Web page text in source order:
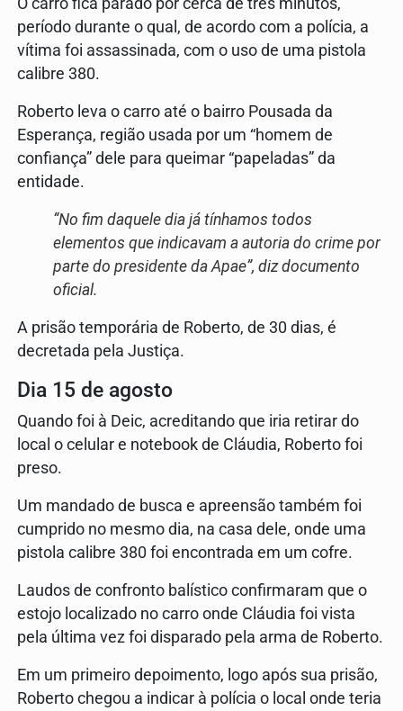
período durante o qual, de acordo com a polícia, a
vítima foi assassinada, com o uso de uma pistola
calibre 380.
Roberto leva o carro até o bairro Pousada da
Esperança, região usada por um “homem de
confiança” dele para queimar “papeladas” da
entidade.
“No fim daquele dia já tínhamos todos
elementos que indicavam a autoria do crime por
parte do presidente da Apae”, diz documento
oficial.
A prisão temporária de Roberto, de 30 dias, é
decretada pela Justiça.
Dia 15 de agosto
Quando foi à Deic, acreditando que iria retirar do
local o celular e notebook de Cláudia, Roberto foi
preso.
Um mandado de busca e apreensão também foi
cumprido no mesmo dia, na casa dele, onde uma
pistola calibre 380 foi encontrada em um cofre.
Laudos de confronto balístico confirmaram que o
estojo localizado no carro onde Cláudia foi vista
pela última vez foi disparado pela arma de Roberto.
Em um primeiro depoimento, logo após sua prisão,
Roberto chegou a indicar à polícia o local onde teria